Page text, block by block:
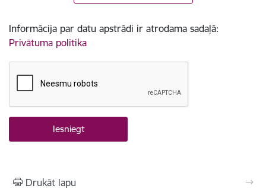
Informācija par datu apstrādi ir atrodama sadaļā:
Privātuma politika
Drukāt lapu